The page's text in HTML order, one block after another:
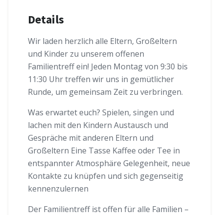
Details
Wir laden herzlich alle Eltern, Großeltern
und Kinder zu unserem offenen
Familientreff ein! Jeden Montag von 9:30 bis
11:30 Uhr treffen wir uns in gemütlicher
Runde, um gemeinsam Zeit zu verbringen.
Was erwartet euch? Spielen, singen und
lachen mit den Kindern Austausch und
Gespräche mit anderen Eltern und
Großeltern Eine Tasse Kaffee oder Tee in
entspannter Atmosphäre Gelegenheit, neue
Kontakte zu knüpfen und sich gegenseitig
kennenzulernen
Der Familientreff ist offen für alle Familien –